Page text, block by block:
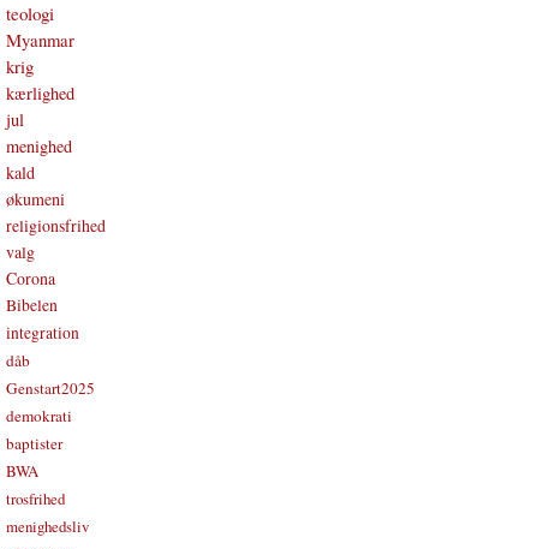
teologi
Myanmar
krig
kærlighed
jul
menighed
kald
økumeni
religionsfrihed
valg
Corona
Bibelen
integration
dåb
Genstart2025
demokrati
baptister
BWA
trosfrihed
menighedsliv